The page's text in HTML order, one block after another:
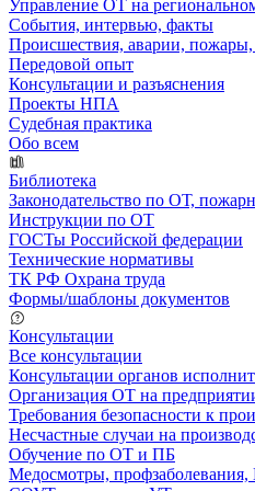
Управление ОТ на
События, интервью, факты
Происшествия, аварии, пожары,
Передовой опыт
Консультации и разъяснения
Проекты НПА
Судебная практика
Обо всем
Библиотека
Законодательство по ОТ,
Инструкции по ОТ
ГОСТы Российской федерации
Технические нормативы
ТК РФ Охрана труда
Формы/шаблоны документов
Консультации
Все консультации
Консультации органов
Организация ОТ на
Требования безопасности к
Несчастные случаи на
Обучение по ОТ и ПБ
Медосмотры,